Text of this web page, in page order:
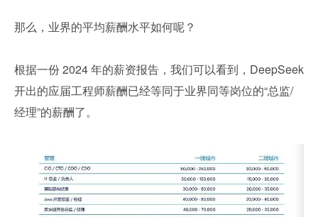
那么，业界的平均薪酬水平如何呢？
根据一份 2024 年的薪资报告，我们可以看到，DeepSeek
开出的应届工程师薪酬已经等同于业界同等岗位的“总监/
经理”的薪酬了。